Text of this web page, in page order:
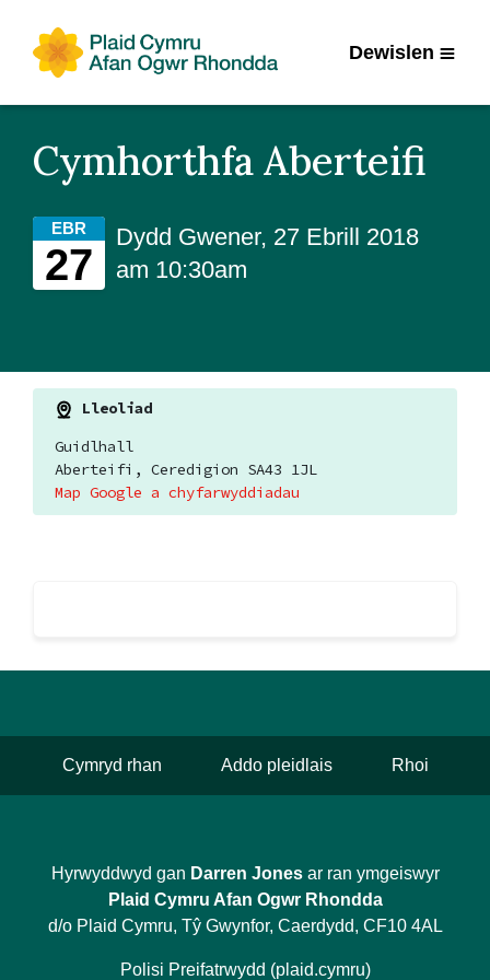
Dewislen
Cymhorthfa Aberteifi
EBR
27
Dydd Gwener, 27 Ebrill 2018
am 10:30am
Lleoliad
Guidlhall
Aberteifi, Ceredigion SA43 1JL
Map Google a chyfarwyddiadau
Cymryd rhan Addo pleidlais Rhoi
Hyrwyddwyd gan Darren Jonesar ran ymgeiswyr
Plaid Cymru Afan Ogwr Rhondda
d/o Plaid Cymru, Tŷ Gwynfor, Caerdydd, CF10 4AL
Polisi Preifatrwydd (plaid.cymru)